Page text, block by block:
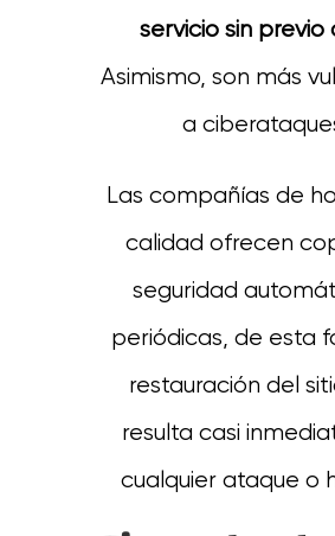
servicio sin previo
Asimismo, son más
a
Las compañías de
calidad ofrecen
seguridad
periódicas, de esta
restauración del
resulta casi
cualquier ataque o